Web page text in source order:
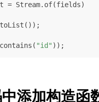
= Stream.of(fields)
"id" ));
添加构造函